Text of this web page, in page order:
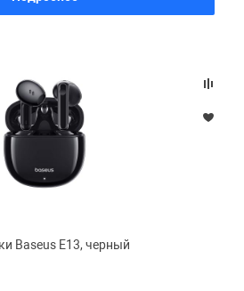
Baseus E13, черный